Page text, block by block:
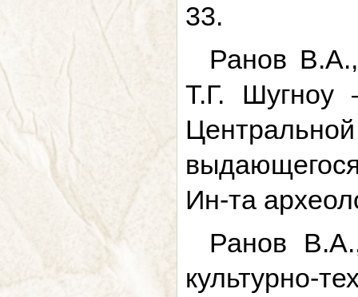
33.
Ранов
Т.Г. Шугноу
Ин-та
Ранов
культурно-